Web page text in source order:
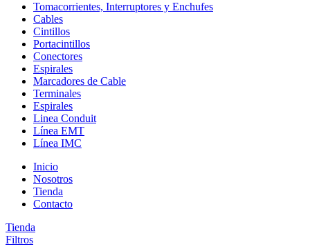
Tomacorrientes, Interruptores y Enchufes
Cables
Cintillos
Portacintillos
Conectores
Espirales
Marcadores de Cable
Terminales
Espirales
Linea Conduit
Línea EMT
Línea IMC
Inicio
Nosotros
Tienda
Contacto
Tienda
Filtros